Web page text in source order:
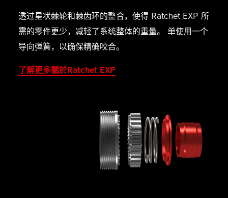
透过星状棘轮和棘齿环的整合，使得 Ratchet EXP 所
需的零件更少，减轻了系统整体的重量。 单使用一个
导向弹簧，以确保精确咬合。
了解更多關於Ratchet EXP